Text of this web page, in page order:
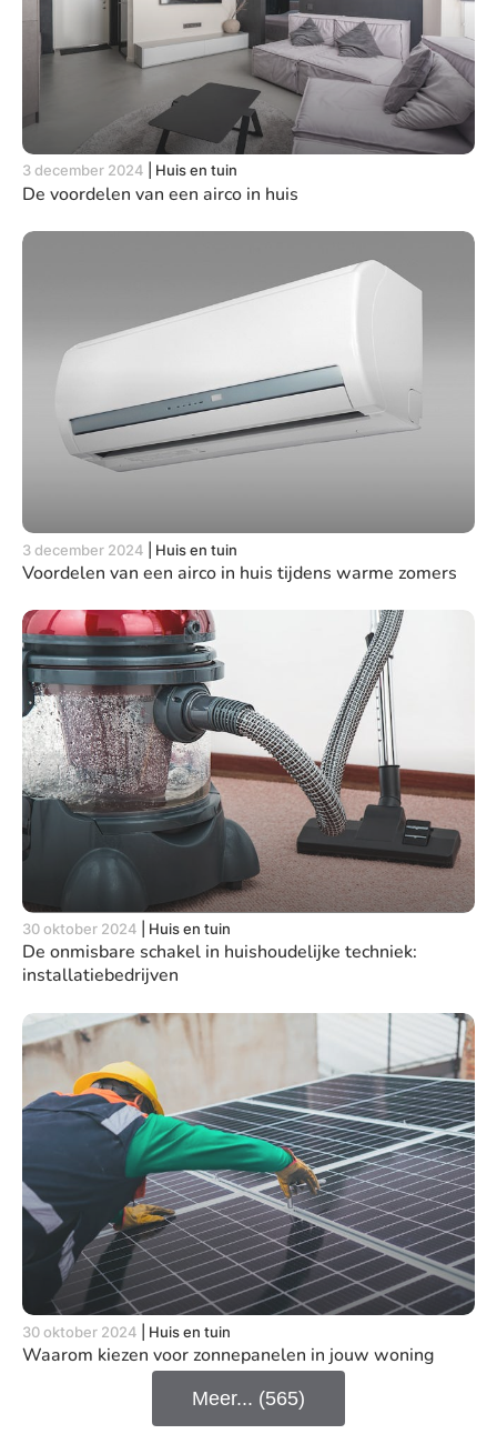
3 december 2024 Huis en tuin
De voordelen van een airco in huis
3 december 2024 Huis en tuin
Voordelen van een airco in huis tijdens warme zomers
30 oktober 2024 Huis en tuin
De onmisbare schakel in huishoudelijke techniek:
installatiebedrijven
30 oktober 2024 Huis en tuin
Waarom kiezen voor zonnepanelen in jouw woning
Meer... (565)